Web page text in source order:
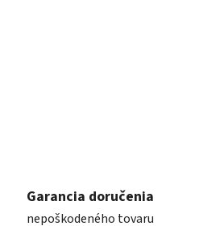
Garancia doručenia
nepoškodeného tovaru